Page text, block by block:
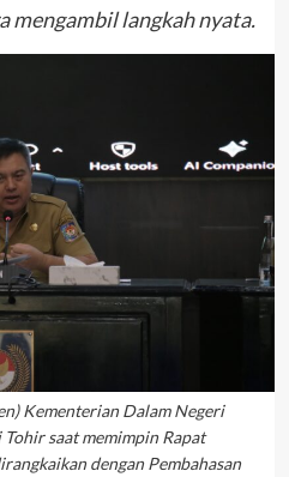
mengambil langkah nyata.
Kementerian Dalam Negeri
Tohir saat memimpin Rapat
dengan Pembahasan